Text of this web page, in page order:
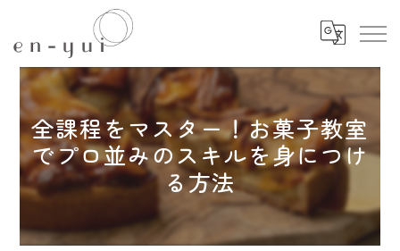
全課程をマスター！お菓子教室
でプロ並みのスキルを身につけ
る方法